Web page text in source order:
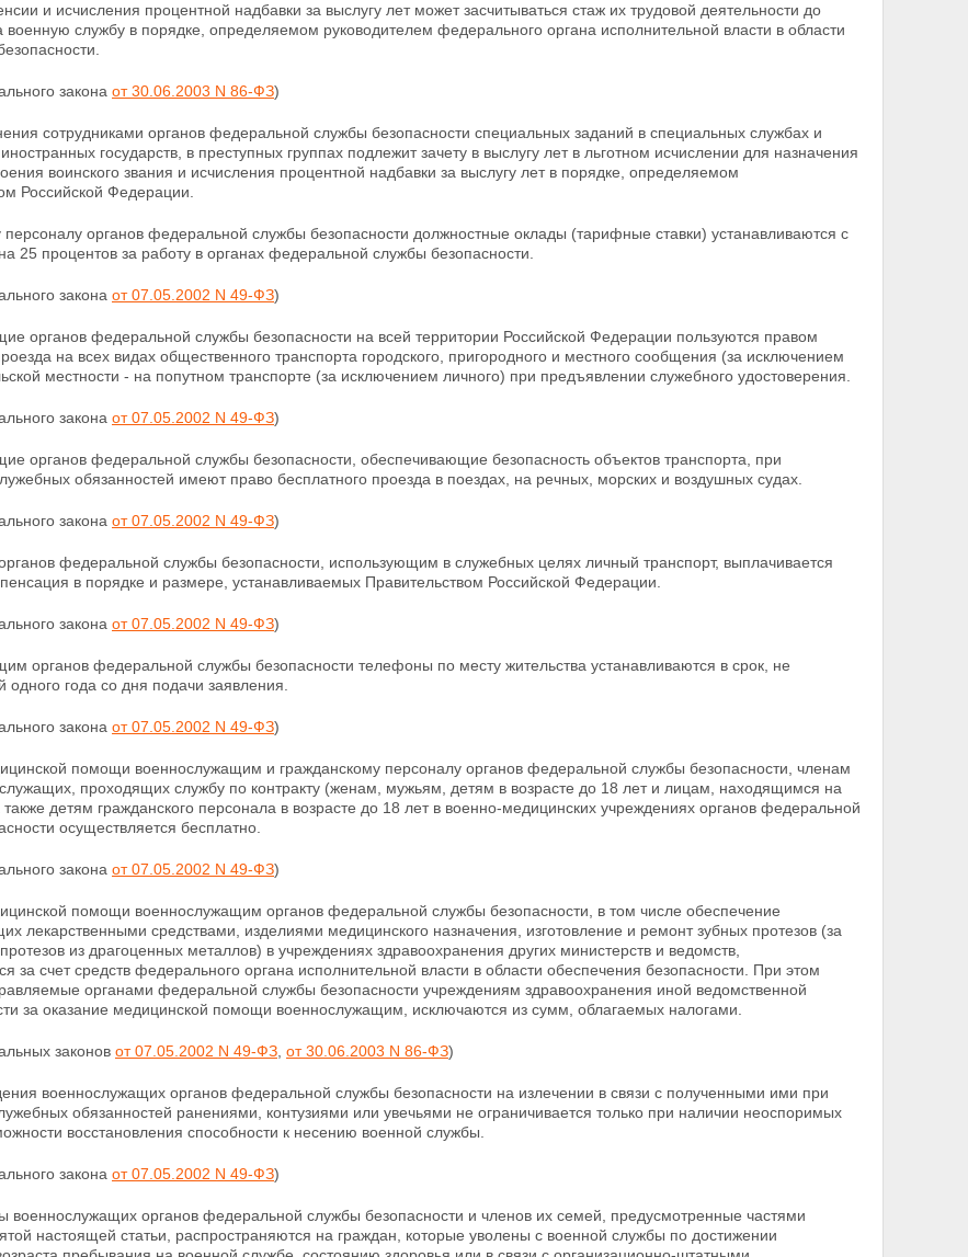
и исчисления процентной надбавки за выслугу лет может засчитываться стаж их трудовой деятельности до
военную службу в порядке, определяемом руководителем федерального органа исполнительной власти в области
закона от 30.06.2003 N 86-ФЗ)
сотрудниками органов федеральной службы безопасности специальных заданий в специальных службах и
государств, в преступных группах подлежитзачету в выслугу лет в льготном исчислении для назначения
воинского звания и исчисления процентной надбавки за выслугу лет в порядке, определяемом
Российской Федерации.
персоналу органов федеральной службы безопасности должностные оклады (тарифные ставки) устанавливаются с
25 процентов за работу в органах федеральной службы безопасности.
закона от 07.05.2002 N 49-ФЗ)
органов федеральной службы безопасности на всей территории Российской Федерации пользуются правом
на всех видах общественного транспорта городского, пригородного и местного сообщения (за исключением
местности - на попутном транспорте (за исключением личного) при предъявлении служебного удостоверения.
закона от 07.05.2002 N 49-ФЗ)
органов федеральной службы безопасности, обеспечивающие безопасность объектов транспорта, при
обязанностей имеют право бесплатного проезда в поездах, на речных, морских и воздушных судах.
закона от 07.05.2002 N 49-ФЗ)
федеральной службы безопасности, использующим в служебных целях личный транспорт, выплачивается
в порядке и размере, устанавливаемых Правительством Российской Федерации.
закона от 07.05.2002 N 49-ФЗ)
органов федеральной службы безопасности телефоны по месту жительства устанавливаются в срок, не
года со дня подачи заявления.
закона от 07.05.2002 N 49-ФЗ)
помощи военнослужащим и гражданскому персоналу органов федеральной службы безопасности, членам
проходящих службу по контракту (женам, мужьям, детям в возрасте до 18 лет и лицам, находящимся на
детям гражданского персонала в возрасте до 18 лет в военно-медицинских учреждениях органов федеральной
осуществляется бесплатно.
закона от 07.05.2002 N 49-ФЗ)
помощи военнослужащим органов федеральной службы безопасности, в том числе обеспечение
лекарственными средствами, изделиями медицинского назначения, изготовление и ремонт зубных протезов (за
из драгоценных металлов) в учреждениях здравоохранения других министерств и ведомств,
за счет средств федерального органа исполнительной власти в области обеспечения безопасности. При этом
органами федеральной службы безопасности учреждениям здравоохранения иной ведомственной
за оказание медицинской помощи военнослужащим, исключаются из сумм, облагаемых налогами.
законов от 07.05.2002 N 49-ФЗ от 30.06.2003 N 86-ФЗ)
военнослужащих органов федеральной службы безопасности на излечении в связи с полученными ими при
обязанностей ранениями, контузиями или увечьями не ограничивается только при наличии неоспоримых
восстановления способности к несению военной службы.
закона от 07.05.2002 N 49-ФЗ)
военнослужащих органов федеральной службы безопасности и членов их семей, предусмотренные частями
настоящей статьи, распространяются на граждан, которые уволены с военной службы по достижении